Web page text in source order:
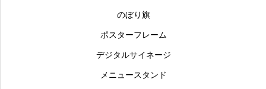
のぼり旗
ポスターフレーム
デジタルサイネージ
メニュースタンド